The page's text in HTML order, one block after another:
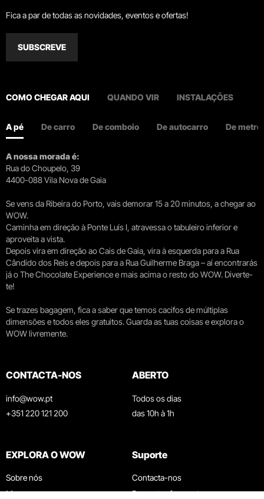
Fica a par de todas as novidades, eventos e ofertas!
SUBSCREVE
COMO CHEGAR AQUI QUANDO VIR INSTALAÇÕES
A pé De carro De comboio De autocarro De metro
A nossa morada é:
Rua do Choupelo, 39
4400-088 Vila Nova de Gaia
Se vens da Ribeira do Porto, vais demorar 15 a 20 minutos, a chegar ao
WOW.
Caminha em direção à Ponte Luís I, atravessa o tabuleiro inferior e
aproveita a vista.
Depois vira em direção ao Cais de Gaia, vira à esquerda para a Rua
Cândido dos Reis e depois para a Rua Guilherme Braga – aí encontrarás
já o The Chocolate Experience e mais acima o resto do WOW. Diverte-
te!
Se trazes bagagem, fica a saber que temos cacifos de múltiplas
dimensões e todos eles gratuitos. Guarda as tuas coisas e explora o
WOW livremente.
CONTACTA-NOS
info@wow.pt
+351 220 121 200
ABERTO
Todos os dias
das 10h à 1h
EXPLORA O WOW
Sobre nós
Museus
Suporte
Contacta-nos
Perguntas frequentes